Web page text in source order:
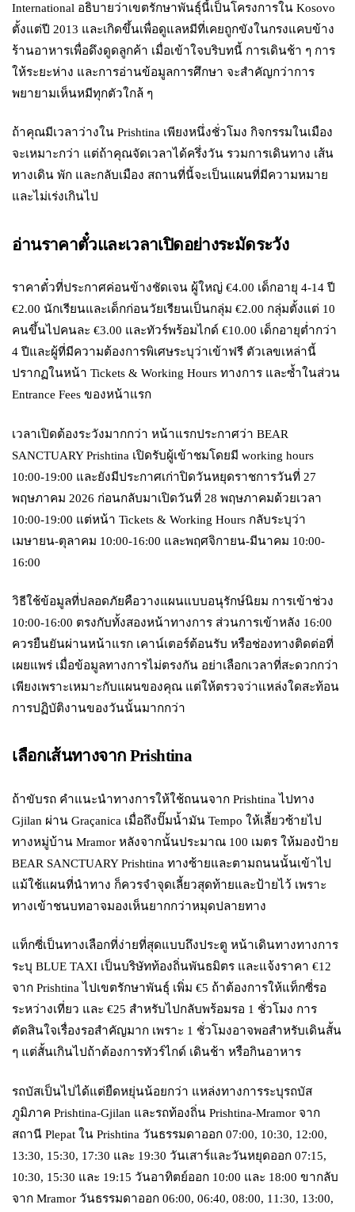
International อธิบายว่าเขตรักษาพันธุ์นี้เป็นโครงการใน Kosovo
ตั้งแต่ปี 2013 และเกิดขึ้นเพื่อดูแลหมีที่เคยถูกขังในกรงแคบข้าง
ร้านอาหารเพื่อดึงดูดลูกค้า เมื่อเข้าใจบริบทนี้ การเดินช้า ๆ การ
ให้ระยะห่าง และการอ่านข้อมูลการศึกษา จะสำคัญกว่าการ
พยายามเห็นหมีทุกตัวใกล้ ๆ
ถ้าคุณมีเวลาว่างใน Prishtina เพียงหนึ่งชั่วโมง กิจกรรมในเมือง
จะเหมาะกว่า แต่ถ้าคุณจัดเวลาได้ครึ่งวัน รวมการเดินทาง เส้น
ทางเดิน พัก และกลับเมือง สถานที่นี้จะเป็นแผนที่มีความหมาย
และไม่เร่งเกินไป
อ่านราคาตั๋วและเวลาเปิดอย่างระมัดระวัง
ราคาตั๋วที่ประกาศค่อนข้างชัดเจน ผู้ใหญ่ €4.00 เด็กอายุ 4-14 ปี
€2.00 นักเรียนและเด็กก่อนวัยเรียนเป็นกลุ่ม €2.00 กลุ่มตั้งแต่ 10
คนขึ้นไปคนละ €3.00 และทัวร์พร้อมไกด์ €10.00 เด็กอายุต่ำกว่า
4 ปีและผู้ที่มีความต้องการพิเศษระบุว่าเข้าฟรี ตัวเลขเหล่านี้
ปรากฏในหน้า Tickets & Working Hours ทางการ และซ้ำในส่วน
Entrance Fees ของหน้าแรก
เวลาเปิดต้องระวังมากกว่า หน้าแรกประกาศว่า BEAR
SANCTUARY Prishtina เปิดรับผู้เข้าชมโดยมี working hours
10:00-19:00 และยังมีประกาศเก่าปิดวันหยุดราชการวันที่ 27
พฤษภาคม 2026 ก่อนกลับมาเปิดวันที่ 28 พฤษภาคมด้วยเวลา
10:00-19:00 แต่หน้า Tickets & Working Hours กลับระบุว่า
เมษายน-ตุลาคม 10:00-16:00 และพฤศจิกายน-มีนาคม 10:00-
16:00
วิธีใช้ข้อมูลที่ปลอดภัยคือวางแผนแบบอนุรักษ์นิยม การเข้าช่วง
10:00-16:00 ตรงกับทั้งสองหน้าทางการ ส่วนการเข้าหลัง 16:00
ควรยืนยันผ่านหน้าแรก เคาน์เตอร์ต้อนรับ หรือช่องทางติดต่อที่
เผยแพร่ เมื่อข้อมูลทางการไม่ตรงกัน อย่าเลือกเวลาที่สะดวกกว่า
เพียงเพราะเหมาะกับแผนของคุณ แต่ให้ตรวจว่าแหล่งใดสะท้อน
การปฏิบัติงานของวันนั้นมากกว่า
เลือกเส้นทางจาก Prishtina
ถ้าขับรถ คำแนะนำทางการให้ใช้ถนนจาก Prishtina ไปทาง
Gjilan ผ่าน Graçanica เมื่อถึงปั๊มน้ำมัน Tempo ให้เลี้ยวซ้ายไป
ทางหมู่บ้าน Mramor หลังจากนั้นประมาณ 100 เมตร ให้มองป้าย
BEAR SANCTUARY Prishtina ทางซ้ายและตามถนนนั้นเข้าไป
แม้ใช้แผนที่นำทาง ก็ควรจำจุดเลี้ยวสุดท้ายและป้ายไว้ เพราะ
ทางเข้าชนบทอาจมองเห็นยากกว่าหมุดปลายทาง
แท็กซี่เป็นทางเลือกที่ง่ายที่สุดแบบถึงประตู หน้าเดินทางทางการ
ระบุ BLUE TAXI เป็นบริษัทท้องถิ่นพันธมิตร และแจ้งราคา €12
จาก Prishtina ไปเขตรักษาพันธุ์ เพิ่ม €5 ถ้าต้องการให้แท็กซี่รอ
ระหว่างเที่ยว และ €25 สำหรับไปกลับพร้อมรอ 1 ชั่วโมง การ
ตัดสินใจเรื่องรอสำคัญมาก เพราะ 1 ชั่วโมงอาจพอสำหรับเดินสั้น
ๆ แต่สั้นเกินไปถ้าต้องการทัวร์ไกด์ เดินช้า หรือกินอาหาร
รถบัสเป็นไปได้แต่ยืดหยุ่นน้อยกว่า แหล่งทางการระบุรถบัส
ภูมิภาค Prishtina-Gjilan และรถท้องถิ่น Prishtina-Mramor จาก
สถานี Plepat ใน Prishtina วันธรรมดาออก 07:00, 10:30, 12:00,
13:30, 15:30, 17:30 และ 19:30 วันเสาร์และวันหยุดออก 07:15,
10:30, 15:30 และ 19:15 วันอาทิตย์ออก 10:00 และ 18:00 ขากลับ
จาก Mramor วันธรรมดาออก 06:00, 06:40, 08:00, 11:30, 13:00,